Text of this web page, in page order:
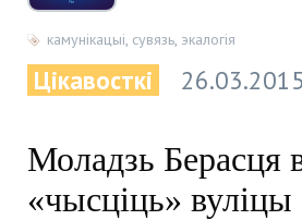
камунікацыі, сувязь, экалогія
Цікавосткі 26.03.2015
Моладзь Берасця
«чысціць» вуліцы